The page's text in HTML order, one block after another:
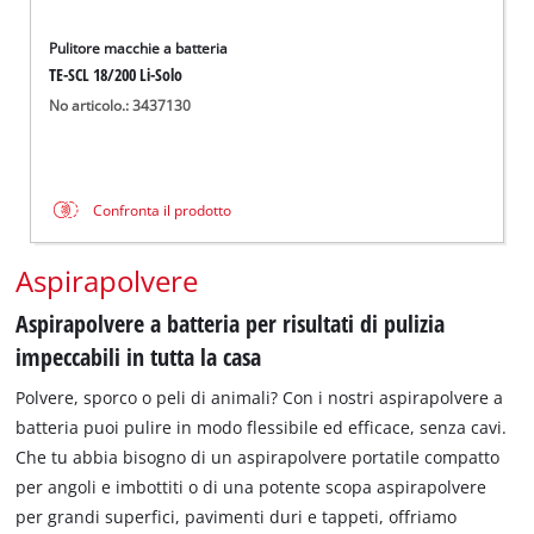
Pulitore macchie a batteria
TE-SCL 18/200 Li-Solo
No articolo.: 3437130
Confronta il prodotto
Aspirapolvere
Aspirapolvere a batteria per risultati di pulizia
impeccabili in tutta la casa
Polvere, sporco o peli di animali? Con i nostri aspirapolvere a
batteria puoi pulire in modo flessibile ed efficace, senza cavi.
Che tu abbia bisogno di un aspirapolvere portatile compatto
per angoli e imbottiti o di una potente scopa aspirapolvere
per grandi superfici, pavimenti duri e tappeti, offriamo